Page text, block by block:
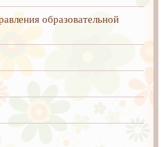
образовательной